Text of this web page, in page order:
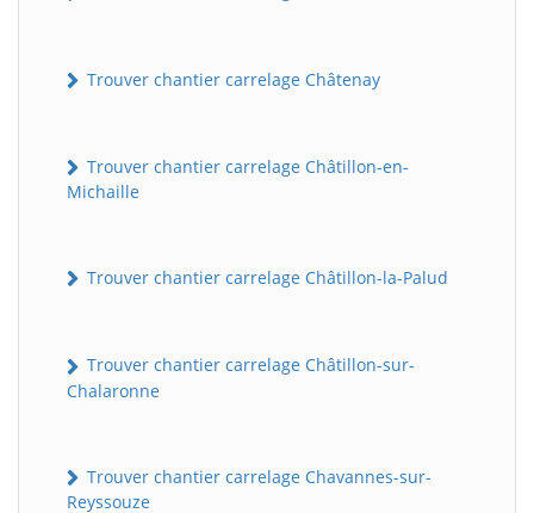
Trouver chantier carrelage Châtenay
Trouver chantier carrelage Châtillon-en-
Michaille
Trouver chantier carrelage Châtillon-la-Palud
Trouver chantier carrelage Châtillon-sur-
Chalaronne
Trouver chantier carrelage Chavannes-sur-
Reyssouze